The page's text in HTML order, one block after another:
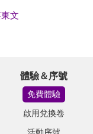
文
體驗＆序號
免費體驗
啟用兌換卷